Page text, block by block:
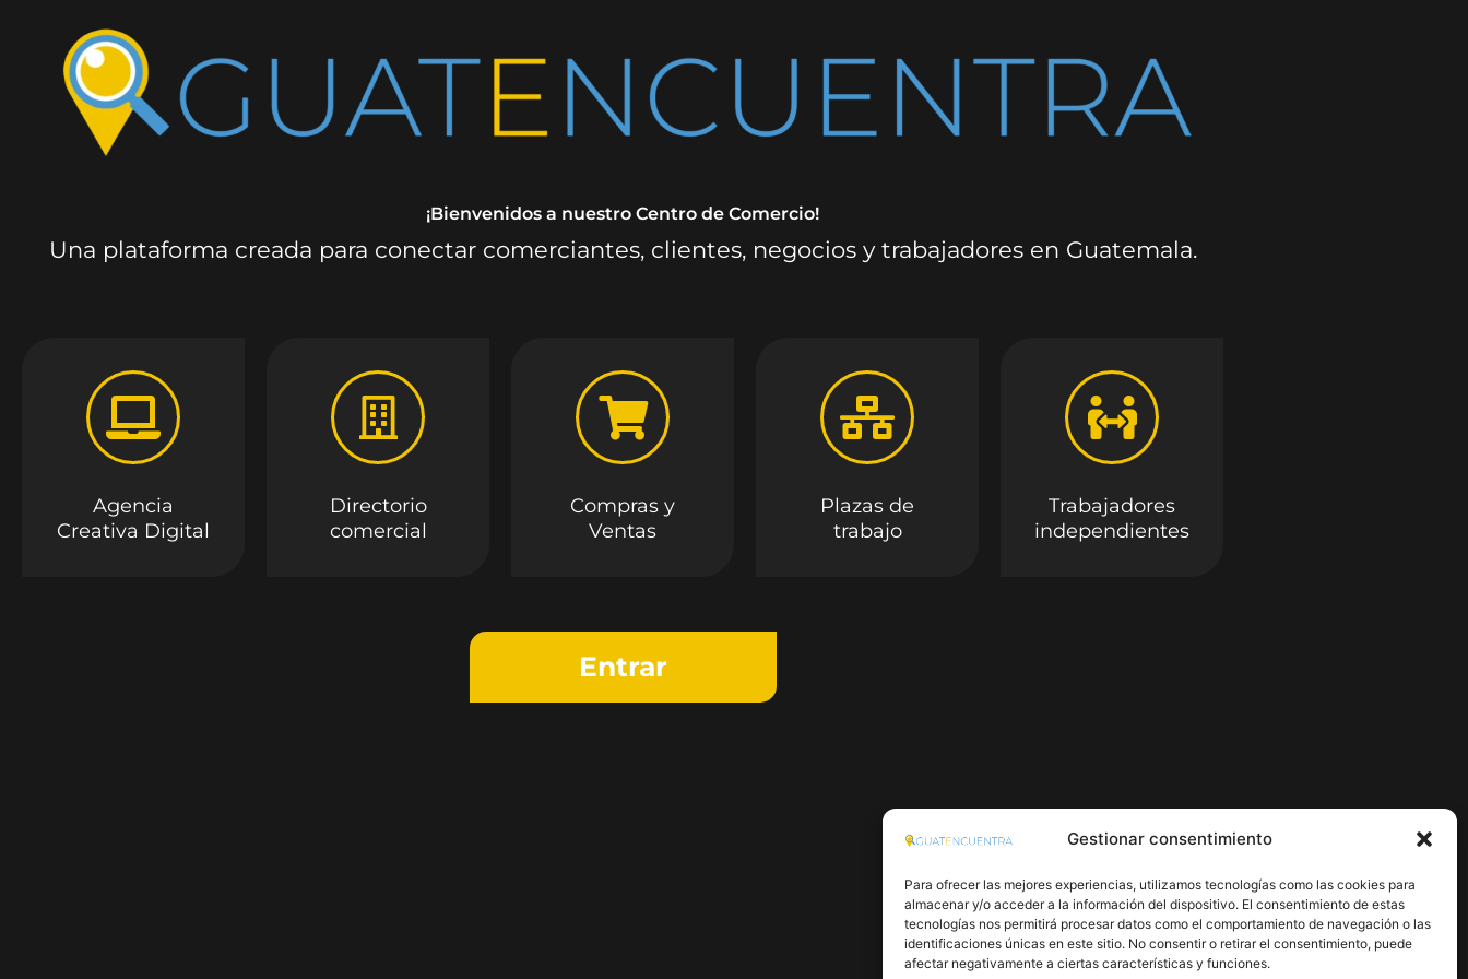
Gestionar consentimiento
Para ofrecer las mejores experiencias, utilizamos tecnologías como las cookies para
almacenar y/o acceder a la información del dispositivo. El consentimiento de estas
tecnologías nos permitirá procesar datos como el comportamiento de navegación o las
identificaciones únicas en este sitio. No consentir o retirar el consentimiento, puede
afectar negativamente a ciertas características y funciones.
¡Bienvenidos a nuestro Centro de Comercio!
Una plataforma creada para conectar comerciantes, clientes, negocios y trabajadores en Guatemala.
Agencia
Creativa Digital
Directorio
comercial
Compras y
Ventas
Plazas de
trabajo
Trabajadores
independientes
Entrar